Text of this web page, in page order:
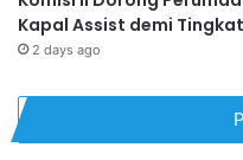
Kapal Assist demi
2 days ago